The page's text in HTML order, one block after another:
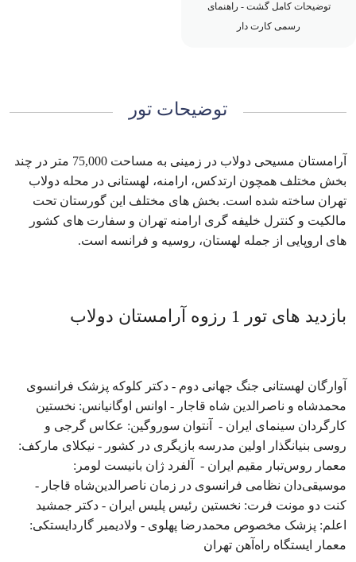
توضیحات کامل گشت - راهنمای
رسمی کارت دار
توضیحات تور
آرامستان مسیحی دولاب در زمینی به مساحت 75,000 متر در چند
بخش مختلف همچون ارتدکس، ارامنه، لهستانی در محله دولاب
تهران ساخته شده است. بخش های مختلف این گورستان تحت
مالکیت و کنترل خلیفه گری ارامنه تهران و سفارت های کشور
های اروپایی از جمله لهستان، روسیه و فرانسه است.
بازدید های تور 1 رزوه آرامستان دولاب
آوارگان لهستانی جنگ جهانی دوم - دکتر کلوکه پزشک فرانسوی
محمدشاه و ناصرالدین شاه قاجار - اوانس اوگانیانس: نخستین
کارگردان سینمای ایران - آنتوان سوروگین: عکاس گرجی و
روسی بنیانگذار اولین مدرسه بازیگری در کشور - نیکلای مارکف:
معمار روس‌تبار مقیم ایران - آلفرد ژان بانیست لومر:
موسیقی‌دان نظامی فرانسوی در زمان ناصرالدین‌شاه قاجار -
کنت دو مونت فرت: نخستین رئیس پلیس ایران - دکتر جمشید
اعلم: پزشک مخصوص محمدرضا پهلوی - ولادیمیر گاردایستکی:
معمار ایستگاه راه‌آهن تهران